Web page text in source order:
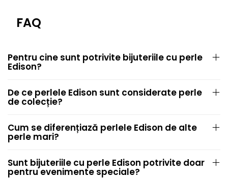
FAQ
Pentru cine sunt potrivite bijuteriile cu perle
Edison?
De ce perlele Edison sunt considerate perle
de colecție?
Cum se diferențiază perlele Edison de alte
perle mari?
Sunt bijuteriile cu perle Edison potrivite doar
pentru evenimente speciale?